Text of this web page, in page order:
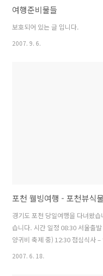
여행준비물들
보호되어 있는 글 입니다.
2007. 9. 6.
포천 웰빙여행 - 포천뷰식
경기도 포천 당일여행을 다녀왔
습니다. 시간 일정 08:30 서울출
양귀비 축제 중) 12:30 점심식사
2007. 6. 18.